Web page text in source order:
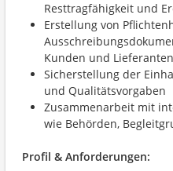
Resttragfähigkeit und
Erstellung von
Kunden und Lieferanten
Sicherstellung der
und Qualitätsvorgaben
Zusammenarbeit mit
wie Behörden,
Profil & Anforderungen: